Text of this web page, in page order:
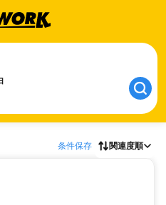
条件保存 関連度順